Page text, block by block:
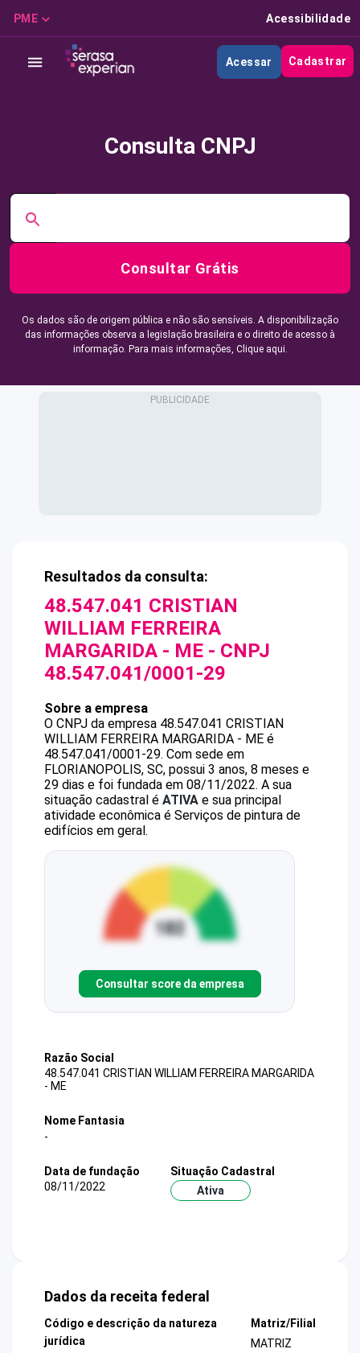
PME Acessibilidade
Acessar Cadastrar
Consulta CNPJ
Consultar Grátis
Os dados são de origem pública e não são sensíveis. A disponibilização
das informações observa a legislação brasileira e o direito de acesso à
informação. Para mais informações, Clique aqui.
Resultados da consulta:
48.547.041 CRISTIAN
WILLIAM FERREIRA
MARGARIDA - ME - CNPJ
48.547.041/0001-29
Sobre a empresa
O CNPJ da empresa 48.547.041 CRISTIAN
WILLIAM FERREIRA MARGARIDA - ME é
48.547.041/0001-29. Com sede em
FLORIANOPOLIS, SC, possui 3 anos, 8 meses e
29 dias e foi fundada em 08/11/2022. A sua
situação cadastral é ATIVA e sua principal
atividade econômica é Serviços de pintura de
edifícios em geral.
Consultar score da empresa
Razão Social
48.547.041 CRISTIAN WILLIAM FERREIRA MARGARIDA
- ME
Nome Fantasia
-
Data de fundação
08/11/2022
Situação Cadastral
Ativa
Dados da receita federal
Código e descrição da natureza
jurídica
Matriz/Filial
MATRIZ